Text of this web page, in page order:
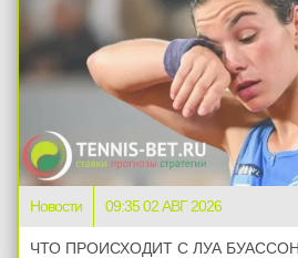
Новости 09:35 02 АВГ 2026
ЧТО ПРОИСХОДИТ С ЛУА